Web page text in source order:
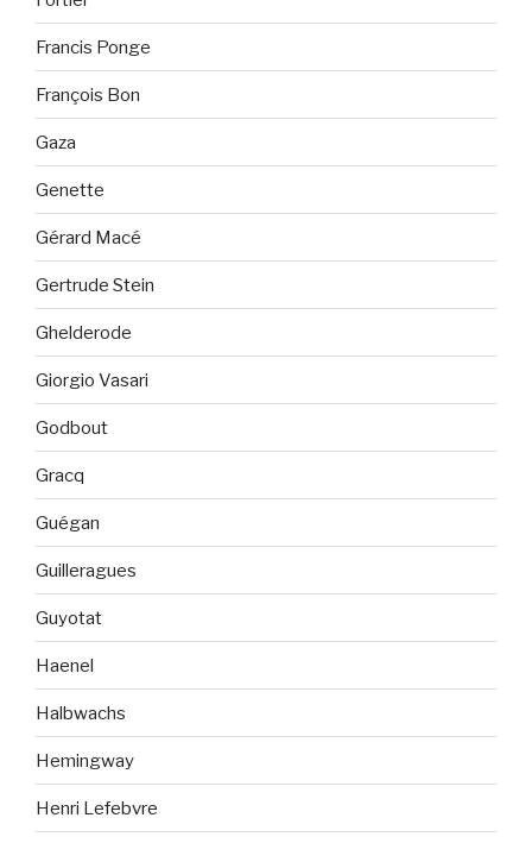
Francis Ponge
François Bon
Gaza
Genette
Gérard Macé
Gertrude Stein
Ghelderode
Giorgio Vasari
Godbout
Gracq
Guégan
Guilleragues
Guyotat
Haenel
Halbwachs
Hemingway
Henri Lefebvre